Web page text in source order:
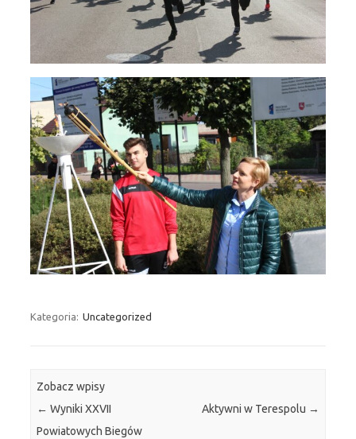
Kategoria: Uncategorized
Zobacz wpisy
← Wyniki XXVII
Powiatowych Biegów
Aktywni w Terespolu →